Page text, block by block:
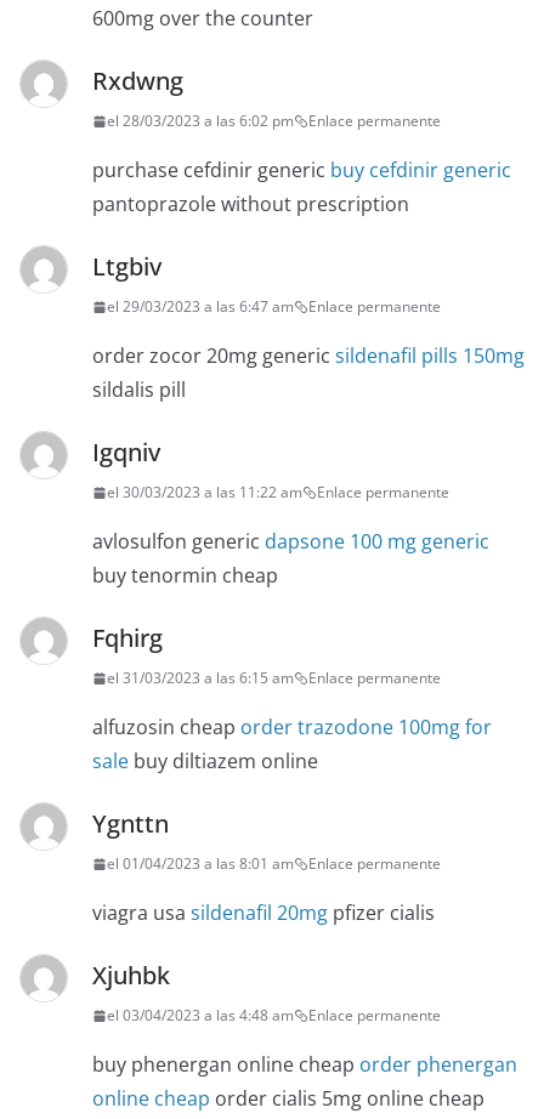
600mg over the counter
Rxdwng
el 28/03/2023 a las 6:02 pm Enlace permanente
purchase cefdinir generic buy cefdinir generic
pantoprazole without prescription
Ltgbiv
el 29/03/2023 a las 6:47 am Enlace permanente
order zocor 20mg generic sildenafil pills 150mg
sildalis pill
Igqniv
el 30/03/2023 a las 11:22 am Enlace permanente
avlosulfon generic dapsone 100 mg generic
buy tenormin cheap
Fqhirg
el 31/03/2023 a las 6:15 am Enlace permanente
alfuzosin cheap order trazodone 100mg for
sale buy diltiazem online
Ygnttn
el 01/04/2023 a las 8:01 am Enlace permanente
viagra usa sildenafil 20mg pfizer cialis
Xjuhbk
el 03/04/2023 a las 4:48 am Enlace permanente
buy phenergan online cheap order phenergan
online cheap order cialis 5mg online cheap